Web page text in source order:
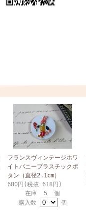
フランスヴィンテージホワ
イトバニープラスチックボ
タン（直径2.1cm）
680円(税抜 618円)
在庫 5 個
購入数
個